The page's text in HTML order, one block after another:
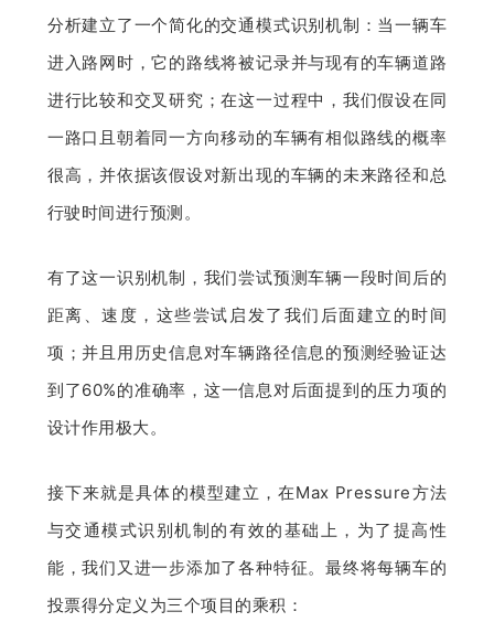
分析建立了一个简化的交通模式识别机制：当一辆车
进入路网时，它的路线将被记录并与现有的车辆道路
进行比较和交叉研究；在这一过程中，我们假设在同
一路口且朝着同一方向移动的车辆有相似路线的概率
很高，并依据该假设对新出现的车辆的未来路径和总
行驶时间进行预测。
有了这一识别机制，我们尝试预测车辆一段时间后的
距离、速度，这些尝试启发了我们后面建立的时间
项；并且用历史信息对车辆路径信息的预测经验证达
到了60%的准确率，这一信息对后面提到的压力项的
设计作用极大。
接下来就是具体的模型建立，在Max Pressure方法
与交通模式识别机制的有效的基础上，为了提高性
能，我们又进一步添加了各种特征。最终将每辆车的
投票得分定义为三个项目的乘积：